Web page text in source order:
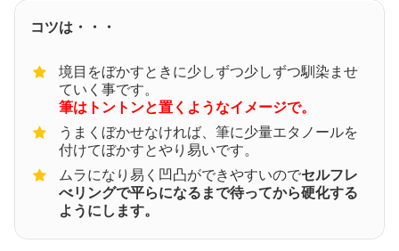
コツは・・・
境目をぼかすときに少しずつ少しずつ馴染ませ
ていく事です。
筆はトントンと置くようなイメージで。
うまくぼかせなければ、筆に少量エタノールを
付けてぼかすとやり易いです。
ムラになり易く凹凸ができやすいのでセルフレ
べリングで平らになるまで待ってから硬化する
ようにします。